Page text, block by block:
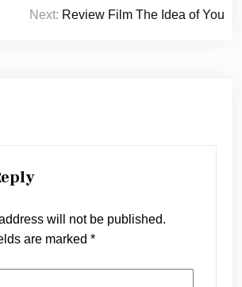
Next: Review Film The Idea of You
will not be published.
are marked *